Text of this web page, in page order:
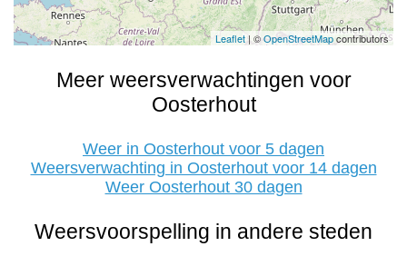
Leaflet | ©OpenStreetMapcontributors
Meer weersverwachtingen voor
Oosterhout
Weer in Oosterhout voor 5 dagen
Weersverwachting in Oosterhout voor 14 dagen
Weer Oosterhout 30 dagen
Weersvoorspelling in andere steden